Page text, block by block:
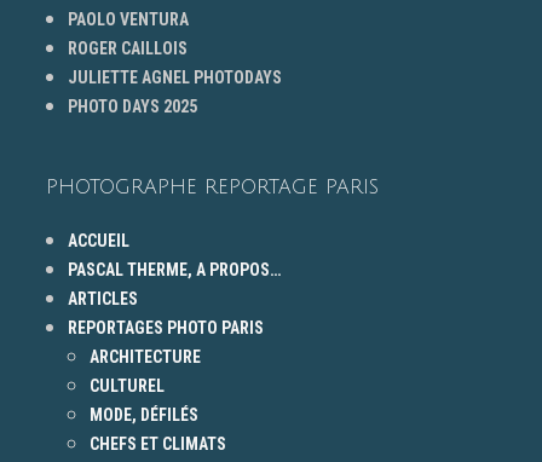
PAOLO VENTURA
ROGER CAILLOIS
JULIETTE AGNEL PHOTODAYS
PHOTO DAYS 2025
PHOTOGRAPHE REPORTAGE PARIS
ACCUEIL
PASCAL THERME, A PROPOS…
ARTICLES
REPORTAGES PHOTO PARIS
ARCHITECTURE
CULTUREL
MODE, DÉFILÉS
CHEFS ET CLIMATS